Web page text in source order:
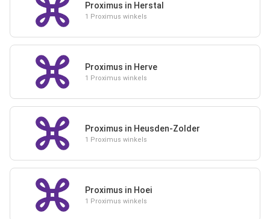
Proximus in Herstal
1 Proximus winkels
Proximus in Herve
1 Proximus winkels
Proximus in Heusden-Zolder
1 Proximus winkels
Proximus in Hoei
1 Proximus winkels